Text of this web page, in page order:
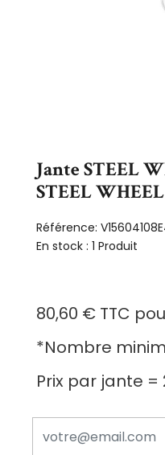
Jante STEEL
STEEL
Référence:
En stock : 1 Produit
80,60 € TTC
*Nombre
Prix par jante =